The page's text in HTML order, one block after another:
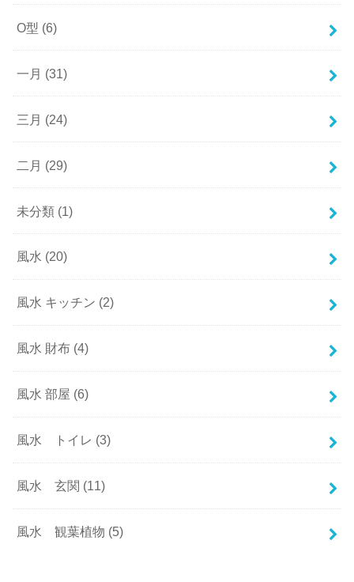
O型 (6)
一月 (31)
三月 (24)
二月 (29)
未分類 (1)
風水 (20)
風水 キッチン (2)
風水 財布 (4)
風水 部屋 (6)
風水 トイレ (3)
風水 玄関 (11)
風水 観葉植物 (5)